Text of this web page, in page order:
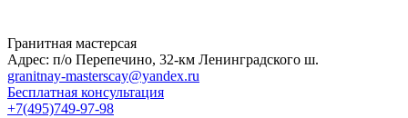
Гранитная мастерсая
Адрес: п/о Перепечино, 32-км Ленинградского ш.
granitnay-masterscay@yandex.ru
Бесплатная консультация
+7(495)749-97-98